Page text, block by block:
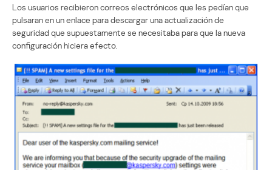
Los usuarios recibieron correos electrónicos que les pedían que
pulsaran en un enlace para descargar una actualización de
seguridad que supuestamente se necesitaba para que la nueva
configuración hiciera efecto.